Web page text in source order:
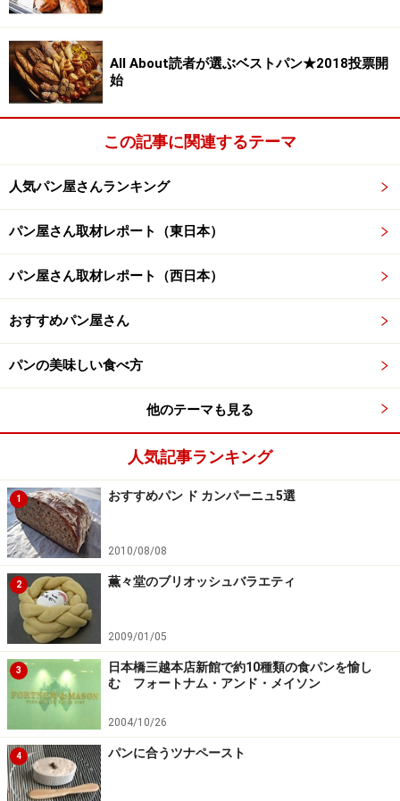
All About読者が選ぶベストパン★2018投票開
始
この記事に関連するテーマ
人気パン屋さんランキング
パン屋さん取材レポート（東日本）
パン屋さん取材レポート（西日本）
おすすめパン屋さん
パンの美味しい食べ方
他のテーマも見る
人気記事ランキング
1 おすすめパン ド カンパーニュ5選
2010/08/08
2 薫々堂のブリオッシュバラエティ
2009/01/05
3
日本橋三越本店新館で約10種類の食パンを愉し
む フォートナム・アンド・メイソン
2004/10/26
4 パンに合うツナペースト